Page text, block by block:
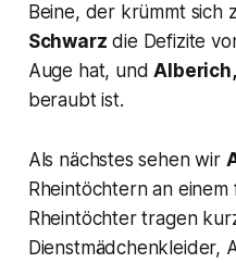
Beine, der krümmt sich
Schwarz die Defizite
Auge hat, undAlberich,
beraubt ist.
Als nächstes sehen wir
Rheintöchtern an einem
Rheintöchter tragen
Dienstmädchenkleider,